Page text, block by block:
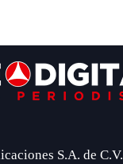
S.A. de C.V.